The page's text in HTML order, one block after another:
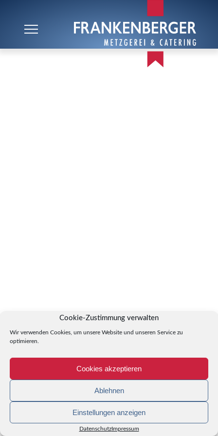
Cookie-Zustimmung verwalten
Wir verwenden Cookies, um unsere Website und unseren Service zu
optimieren.
Cookies akzeptieren
Ablehnen
Einstellungen anzeigen
DatenschutzImpressum